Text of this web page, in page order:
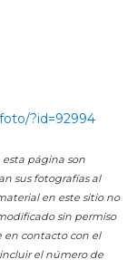
?id=92994
esta página son
sus fotografías al
en este sitio no
sin permiso
en contacto con el
el número de